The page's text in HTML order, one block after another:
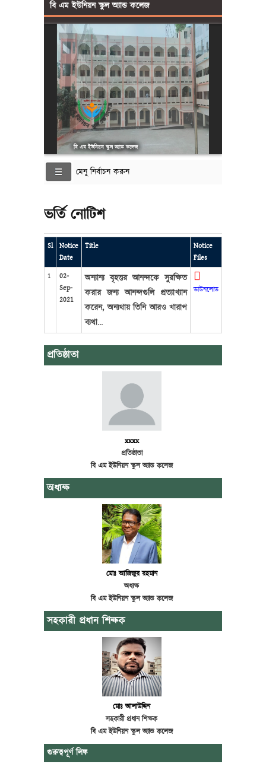
বি এম ইউনিয়ন স্কুল অ্যান্ড কলেজ
বি এম ইউনিয়ন স্কুল অ্যান্ড কলেজ
মেনু নির্বাচন করুন
ভর্তি নোটিশ
Sl
Notice
Date
Title
Notice
Files
1
02-
Sep-
2021
অন্যান্য বৃহত্তর আনন্দকে সুরক্ষিত
করার জন্য আনন্দগুলি প্রত্যাখ্যান
করেন, অন্যথায় তিনি আরও খারাপ
ব্যথা...
ডাউনলোড
প্রতিষ্ঠাতা
xxxx
প্রতিষ্ঠাতা
বি এম ইউনিয়ন স্কুল অ্যান্ড কলেজ
অধ্যক্ষ
মোঃ আজিজুর রহমান
অধ্যক্ষ
বি এম ইউনিয়ন স্কুল অ্যান্ড কলেজ
সহকারী প্রধান শিক্ষক
মোঃ আলাউদ্দিন
সহকারী প্রধান শিক্ষক
বি এম ইউনিয়ন স্কুল অ্যান্ড কলেজ
গুরুত্বপূর্ণ লিঙ্ক